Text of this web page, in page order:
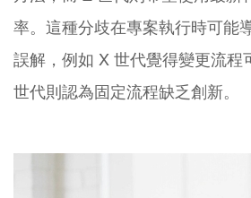
率。這種分歧在專案執行時可能
誤解，例如 X 世代覺得變更流程
世代則認為固定流程缺乏創新。